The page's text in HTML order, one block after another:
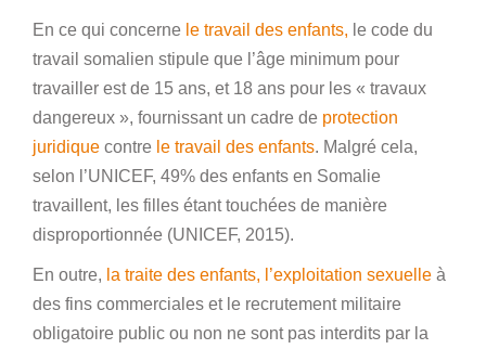
En ce qui concerne le travail des enfants, le code du
travail somalien stipule que l’âge minimum pour
travailler est de 15 ans, et 18 ans pour les « travaux
dangereux », fournissant un cadre de protection
juridique contre le travail des enfants. Malgré cela,
selon l’UNICEF, 49% des enfants en Somalie
travaillent, les filles étant touchées de manière
disproportionnée (UNICEF, 2015).
En outre, la traite des enfants, l’exploitation sexuelle à
des fins commerciales et le recrutement militaire
obligatoire public ou non ne sont pas interdits par la